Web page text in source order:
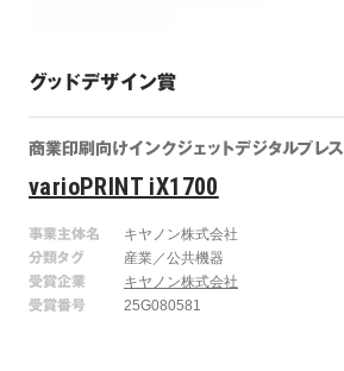
グッドデザイン賞
商業印刷向けインクジェットデジタルプレス
varioPRINT iX1700
事業主体名
キヤノン株式会社
分類タグ
産業／公共機器
受賞企業
キヤノン株式会社
受賞番号
25G080581